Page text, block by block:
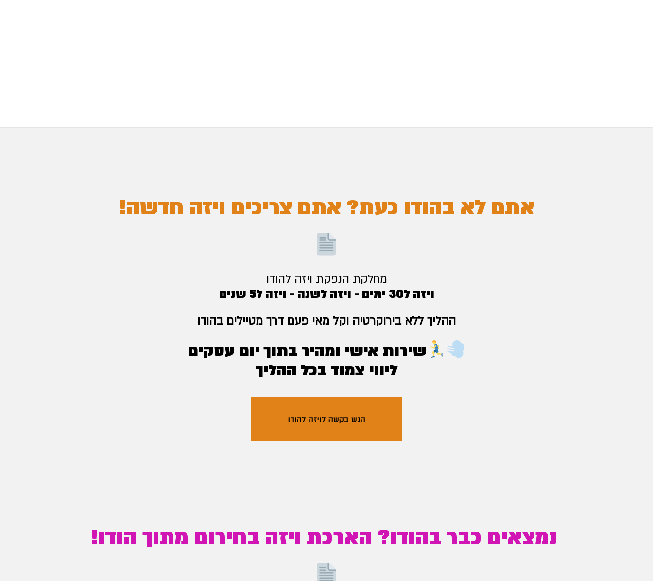
אתם לא בהודו כעת? אתם צריכים ויזה חדשה!
מחלקת הנפקת ויזה להודו
ויזה ל30 ימים - ויזה לשנה - ויזה ל5 שנים
ההליך ללא בירוקרטיה וקל מאי פעם דרך מטיילים בהודו
שירות אישי ומהיר בתוך יום עסקים
ליווי צמוד בכל ההליך
הגש בקשה לויזה להודו
נמצאים כבר בהודו? הארכת ויזה בחירום מתוך הודו!